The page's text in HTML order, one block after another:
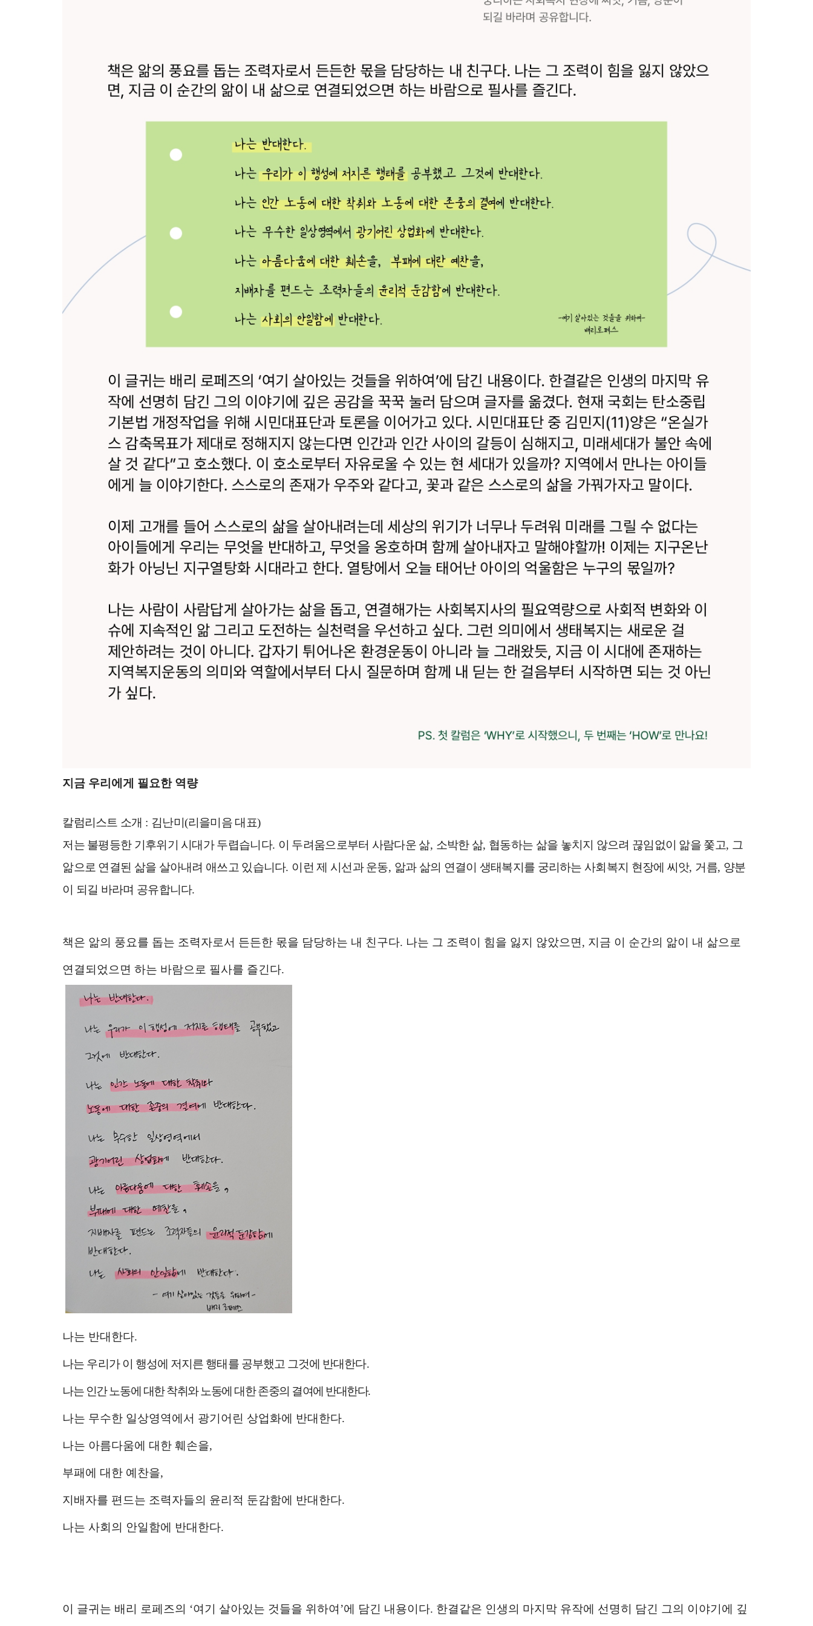
지금 우리에게 필요한 역량
칼럼리스트 소개 : 김난미 (리을미음 대표)
저는 불평등한 기후위기 시대가 두렵습니다. 이 두려움으로부터 사람다운 삶, 소박한 삶, 협동하는 삶을 놓치지 않으려 끊임없이 앎을 쫓고, 그
앎으로 연결된 삶을 살아내려 애쓰고 있습니다. 이런 제 시선과 운동, 앎과 삶의 연결이 생태복지를 궁리하는 사회복지 현장에 씨앗, 거름, 양분
이 되길 바라며 공유합니다.
책은 앎의 풍요를 돕는 조력자로서 든든한 몫을 담당하는 내 친구다. 나는 그 조력이 힘을 잃지 않았으면 , 지금 이 순간의 앎이 내 삶으로
연결되었으면 하는 바람으로 필사를 즐긴다.
나는 반대한다.
나는 우리가 이 행성에 저지른 행태를 공부했고 그것에 반대한다.
나는 인간 노동에 대한 착취와 노동에 대한 존중의 결여에 반대한다.
나는 무수한 일상영역에서 광기어린 상업화에 반대한다.
나는 아름다움에 대한 훼손을,
부패에 대한 예찬을,
지배자를 편드는 조력자들의 윤리적 둔감함에 반대한다.
나는 사회의 안일함에 반대한다.
이 글귀는 배리 로페즈의 ‘여기 살아있는 것들을 위하여 ’에 담긴 내용이다. 한결같은 인생의 마지막 유작에 선명히 담긴 그의 이야기에 깊